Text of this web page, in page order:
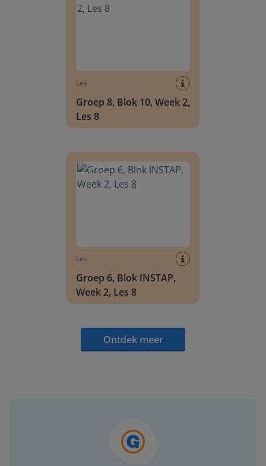
Les
Groep 8, Blok 10, Week 2,
Les 8
Les
Groep 6, Blok INSTAP,
Week 2, Les 8
Ontdek meer